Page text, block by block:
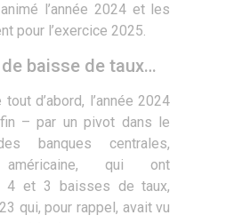
l’année 2024 et les
pour l’exercice 2025.
baisse de taux…
d’abord, l’année 2024
­– par un pivot dans le
banques centrales,
qui ont
4 et 3 baisses de taux,
qui, pour rappel, avait vu